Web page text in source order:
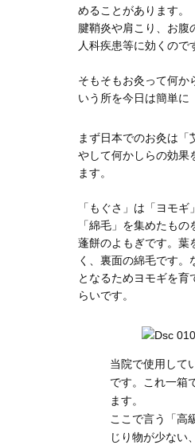
めることがあります。
腱鞘炎や肩こり、お腹
人科疾患等に効くので
そもそもお灸って何か
いう所を今日は簡単に
まず日本でのお灸は「
やして何かしらの効果
ます。
「もぐさ」は「ヨモ
「綿毛」を集めたもの
蓬餅のよもぎです。葉
く、裏面の綿毛です。
となるためヨモギを育
らいです。
当院で使用して
です。これ一箱
ます。
ここで言う「高
じり物が少ない